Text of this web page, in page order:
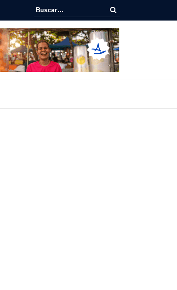
e Faculdade de Coimbra sobre parcerias para